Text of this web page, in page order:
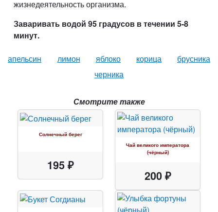
жизнедеятельность организма.
Заваривать водой 95 градусов в течении 5-8
минут.
апельсин лимон яблоко корица
брусника
черника
Смотрите также
Солнечный берег
195 ₽
Чай великого императора
(чёрный)
200 ₽